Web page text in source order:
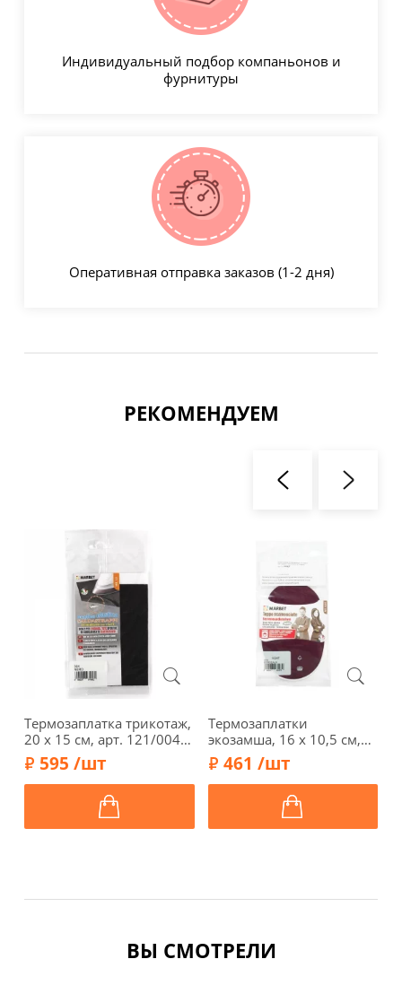
Индивидуальный подбор компаньонов и
фурнитуры
Оперативная отправка заказов (1-2 дня)
РЕКОМЕНДУЕМ
Термозаплатка трикотаж,
20 х 15 см, арт. 121/004,
черный
595 /шт
Термозаплатки
экозамша, 16 х 10,5 см,
арт. 1034-Т/018,
бордовый
461 /шт
ВЫ СМОТРЕЛИ